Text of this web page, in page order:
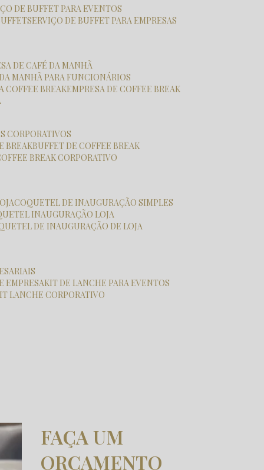
DE BUFFET PARA EVENTOS
SERVIÇO DE BUFFET PARA EMPRESAS
DE CAFÉ DA MANHÃ
DA MANHÃ PARA FUNCIONÁRIOS
COFFEE BREAK EMPRESA DE COFFEE BREAK
CORPORATIVOS
BREAK BUFFET DE COFFEE BREAK
COFFEE BREAK CORPORATIVO
COQUETEL DE INAUGURAÇÃO SIMPLES
INAUGURAÇÃO LOJA
DE INAUGURAÇÃO DE LOJA
EMPRESA KIT DE LANCHE PARA EVENTOS
KIT LANCHE CORPORATIVO
FAÇA UM
ORÇAMENTO